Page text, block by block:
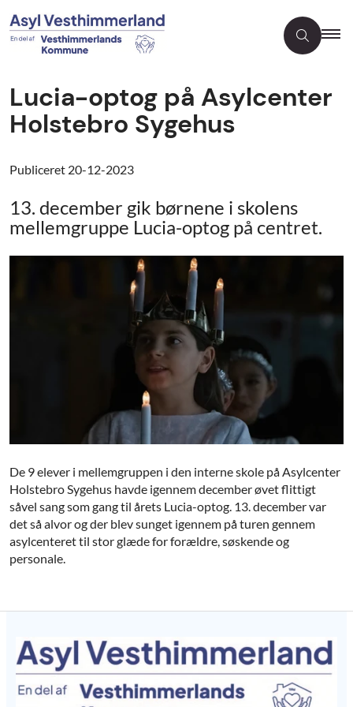
Lucia-optog på Asylcenter
Holstebro Sygehus
Publiceret 20-12-2023
13. december gik børnene i skolens
mellemgruppe Lucia-optog på centret.
De 9 elever i mellemgruppen i den interne skole på Asylcenter
Holstebro Sygehus havde igennem december øvet flittigt
såvel sang som gang til årets Lucia-optog. 13. december var
det så alvor og der blev sunget igennem på turen gennem
asylcenteret til stor glæde for forældre, søskende og
personale.